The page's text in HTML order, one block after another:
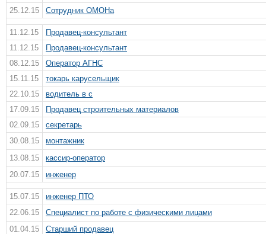
25.12.15
Сотрудник ОМОНа
11.12.15
Продавец-консультант
11.12.15
Продавец-консультант
08.12.15
Оператор АГНС
15.11.15
токарь карусельщик
22.10.15
водитель в с
17.09.15
Продавец строительных материалов
02.09.15
секретарь
30.08.15
монтажник
13.08.15
кассир-оператор
20.07.15
инженер
15.07.15
инженер ПТО
22.06.15
Специалист по работе с физическими лицами
01.04.15
Старший продавец